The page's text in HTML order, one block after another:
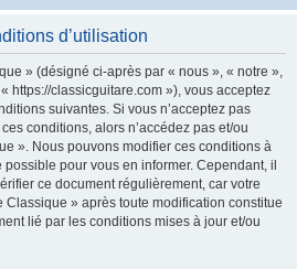
d’utilisation
» (désigné ci-après par « nous », « notre »,
https://classicguitare.com »), vous acceptez
suivantes. Si vous n’acceptez pas
conditions, alors n’accédez pas et/ou
». Nous pouvons modifier ces conditions à
pour vous en informer. Cependant, il
ce document régulièrement, car votre
» après toute modification constitue
lié par les conditions mises à jour et/ou